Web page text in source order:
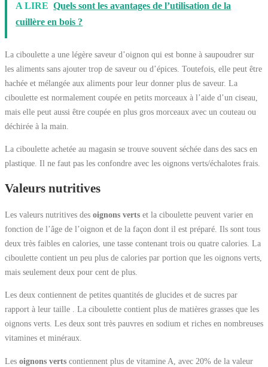
A LIRE Quels sont les avantages de l’utilisation de la
cuillère en bois ?
La ciboulette a une légère saveur d’oignon qui est bonne à saupoudrer sur
les aliments sans ajouter trop de saveur ou d’épices. Toutefois, elle peut être
hachée et mélangée aux aliments pour leur donner plus de saveur. La
ciboulette est normalement coupée en petits morceaux à l’aide d’un ciseau,
mais elle peut aussi être coupée en plus gros morceaux avec un couteau ou
déchirée à la main.
La ciboulette achetée au magasin se trouve souvent séchée dans des sacs en
plastique. Il ne faut pas les confondre avec les oignons verts/échalotes frais.
Valeurs nutritives
Les valeurs nutritives des oignons verts et la ciboulette peuvent varier en
fonction de l’âge de l’oignon et de la façon dont il est préparé. Ils sont tous
deux très faibles en calories, une tasse contenant trois ou quatre calories. La
ciboulette contient un peu plus de calories par portion que les oignons verts,
mais seulement deux pour cent de plus.
Les deux contiennent de petites quantités de glucides et de sucres par
rapport à leur taille . La ciboulette contient plus de matières grasses que les
oignons verts. Les deux sont très pauvres en sodium et riches en nombreuses
vitamines et minéraux.
Les oignons verts contiennent plus de vitamine A, avec 20% de la valeur